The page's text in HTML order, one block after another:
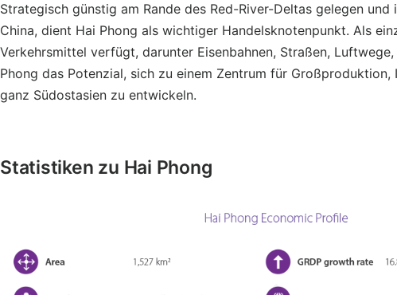
Strategisch günstig am Rande des Red-River-Deltas gelegen
China, dient Hai Phong als wichtiger Handelsknotenpunkt. Als
Verkehrsmittel verfügt, darunter Eisenbahnen, Straßen,
Phong das Potenzial, sich zu einem Zentrum für
ganz Südostasien zu entwickeln.
Statistiken zu Hai Phong